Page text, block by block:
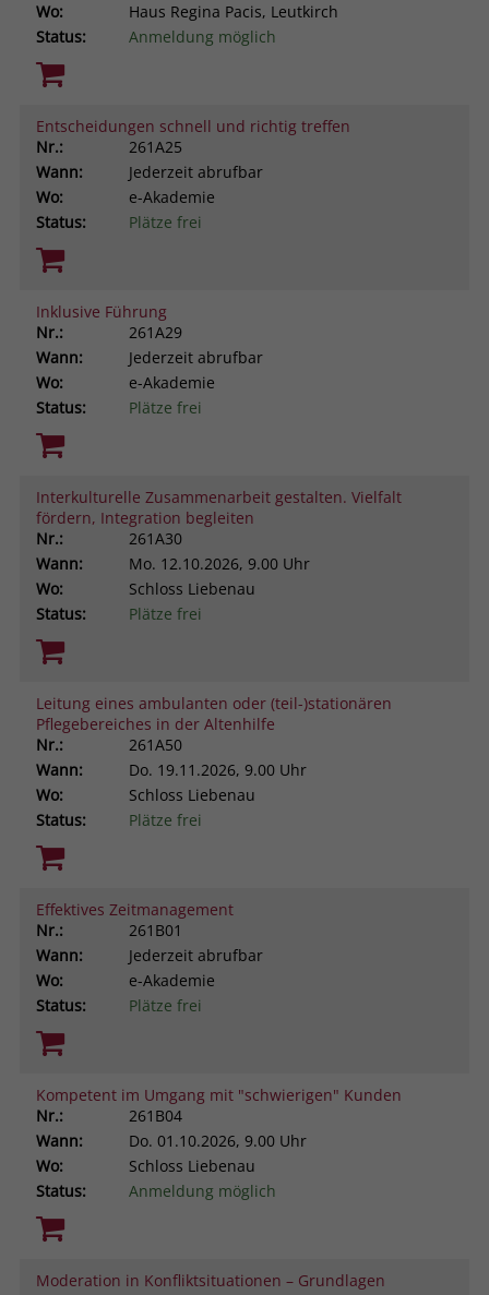
Wo:
Haus Regina Pacis, Leutkirch
Status:
Anmeldung möglich
Entscheidungen schnell und richtig treffen
Nr.:
261A25
Wann:
Jederzeit abrufbar
Wo:
e-Akademie
Status:
Plätze frei
Inklusive Führung
Nr.:
261A29
Wann:
Jederzeit abrufbar
Wo:
e-Akademie
Status:
Plätze frei
Interkulturelle Zusammenarbeit gestalten. Vielfalt
fördern, Integration begleiten
Nr.:
261A30
Wann:
Mo. 12.10.2026, 9.00 Uhr
Wo:
Schloss Liebenau
Status:
Plätze frei
Leitung eines ambulanten oder (teil-)stationären
Pflegebereiches in der Altenhilfe
Nr.:
261A50
Wann:
Do. 19.11.2026, 9.00 Uhr
Wo:
Schloss Liebenau
Status:
Plätze frei
Effektives Zeitmanagement
Nr.:
261B01
Wann:
Jederzeit abrufbar
Wo:
e-Akademie
Status:
Plätze frei
Kompetent im Umgang mit "schwierigen" Kunden
Nr.:
261B04
Wann:
Do. 01.10.2026, 9.00 Uhr
Wo:
Schloss Liebenau
Status:
Anmeldung möglich
Moderation in Konfliktsituationen – Grundlagen